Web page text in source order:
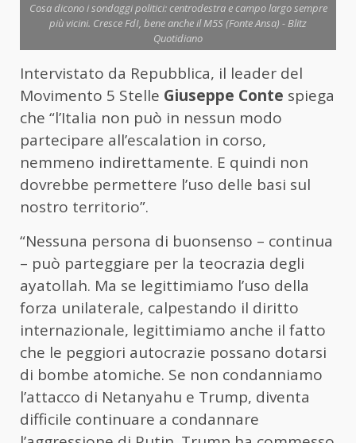
Cosa dicono i sondaggi politici: centrodestra e campo largo sempre
più vicini. Cresce FdI, bene anche il M5S (Fonte Ansa) - Blitz
Quotidiano
Intervistato da Repubblica, il leader del
Movimento 5 Stelle Giuseppe Conte spiega
che “l’Italia non può in nessun modo
partecipare all’escalation in corso,
nemmeno indirettamente. E quindi non
dovrebbe permettere l’uso delle basi sul
nostro territorio”.
“Nessuna persona di buonsenso – continua
– può parteggiare per la teocrazia degli
ayatollah. Ma se legittimiamo l’uso della
forza unilaterale, calpestando il diritto
internazionale, legittimiamo anche il fatto
che le peggiori autocrazie possano dotarsi
di bombe atomiche. Se non condanniamo
l’attacco di Netanyahu e Trump, diventa
difficile continuare a condannare